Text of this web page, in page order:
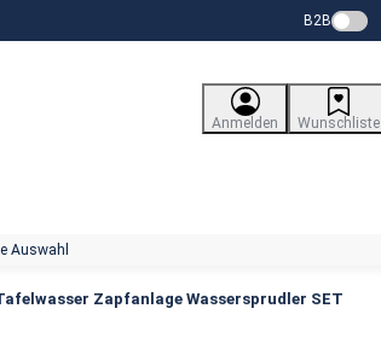
B2B
Anmelden Wunschliste
Auswahl
Zapfanlage Wassersprudler SET